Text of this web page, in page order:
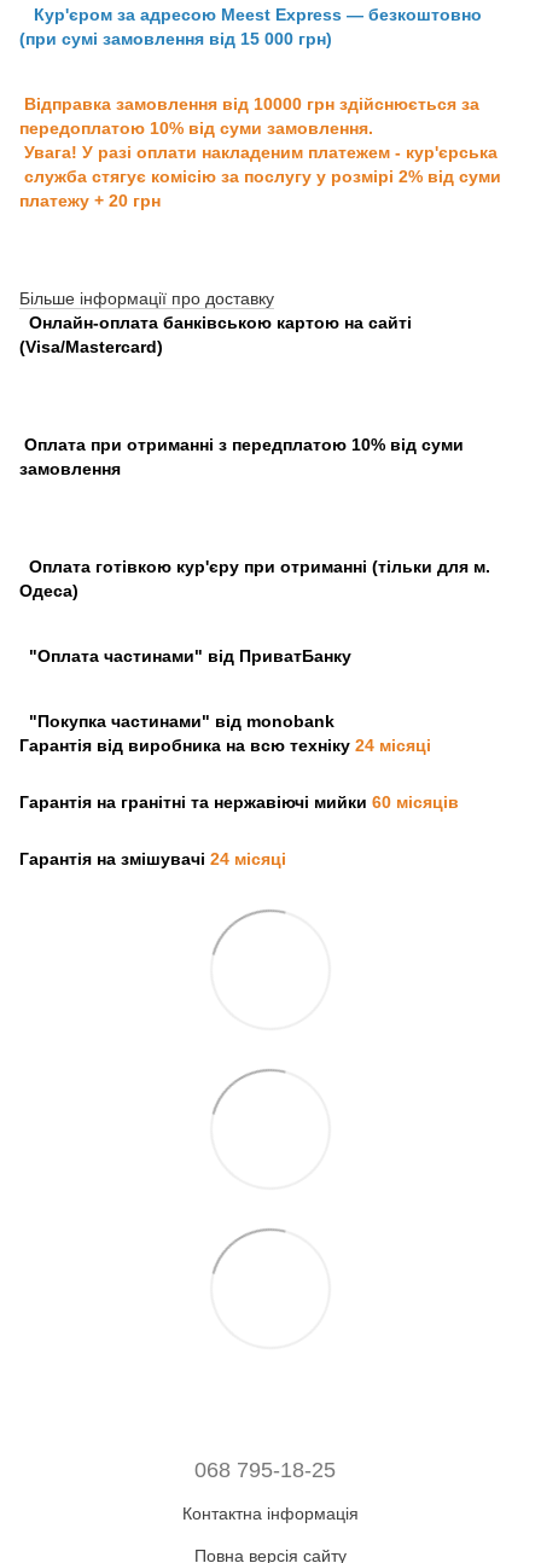
Кур'єром за адресою Meest Express — безкоштовно
(при сумі замовлення від 15 000 грн)
Відправка замовлення від 10000 грн здійснюється за
передоплатою 10% від суми замовлення.
Увага! У разі оплати накладеним платежем - кур'єрська
служба стягує комісію за послугу у розмірі 2% від суми
платежу + 20 грн
Більше інформації про доставку
Онлайн-оплата банківською картою на сайті
(Visa/Mastercard)
Оплата при отриманні з передплатою 10% від суми
замовлення
Оплата готівкою кур'єру при отриманні (тільки для м.
Одеса)
"Оплата частинами" від ПриватБанку
"Покупка частинами" від monobank
Гарантія від виробника на всю техніку 24 місяці
Гарантія на гранітні та нержавіючі мийки 60 місяців
Гарантія на змішувачі 24 місяці
068 795-18-25
Контактна інформація
Повна версія сайту